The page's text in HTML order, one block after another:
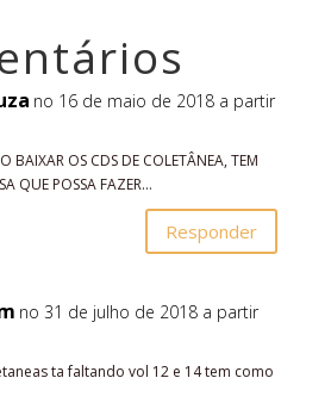
no 16 de maio de 2018 a partir
BAIXAR OS CDS DE COLETÂNEA, TEM
QUE POSSA FAZER…
Responder
no 31 de julho de 2018 a partir
ta faltando vol 12 e 14 tem como